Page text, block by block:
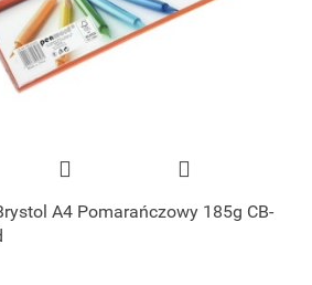
A4 Pomarańczowy 185g CB-